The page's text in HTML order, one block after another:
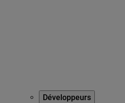
Développeurs